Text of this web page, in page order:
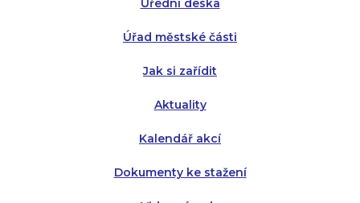
Úřední deska
Úřad městské části
Jak si zařídit
Aktuality
Kalendář akcí
Dokumenty ke stažení
Čtvrtek:
Pátek:
Čtvrtek: